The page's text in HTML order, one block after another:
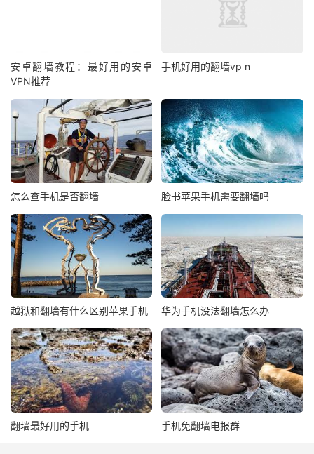
安卓翻墙教程：最好用的安卓
VPN推荐
手机好用的翻墙vp n
怎么查手机是否翻墙 脸书苹果手机需要翻墙吗
越狱和翻墙有什么区别苹果手机 华为手机没法翻墙怎么办
翻墙最好用的手机 手机免翻墙电报群